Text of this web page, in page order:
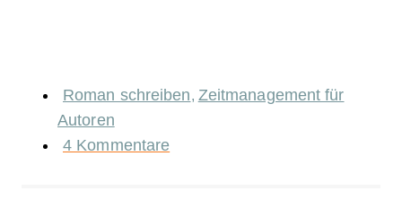
Roman schreiben, Zeitmanagement für
Autoren
4 Kommentare